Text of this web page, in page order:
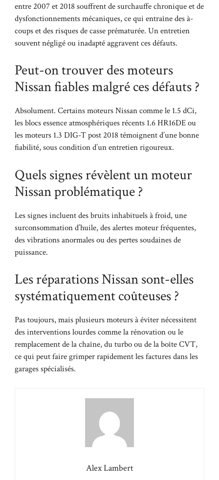
entre 2007 et 2018 souffrent de surchauffe chronique et de
dysfonctionnements mécaniques, ce qui entraîne des à-
coups et des risques de casse prématurée. Un entretien
souvent négligé ou inadapté aggravent ces défauts.
Peut-on trouver des moteurs
Nissan fiables malgré ces défauts ?
Absolument. Certains moteurs Nissan comme le 1.5 dCi,
les blocs essence atmosphériques récents 1.6 HR16DE ou
les moteurs 1.3 DIG-T post 2018 témoignent d’une bonne
fiabilité, sous condition d’un entretien rigoureux.
Quels signes révèlent un moteur
Nissan problématique ?
Les signes incluent des bruits inhabituels à froid, une
surconsommation d’huile, des alertes moteur fréquentes,
des vibrations anormales ou des pertes soudaines de
puissance.
Les réparations Nissan sont-elles
systématiquement coûteuses ?
Pas toujours, mais plusieurs moteurs à éviter nécessitent
des interventions lourdes comme la rénovation ou le
remplacement de la chaîne, du turbo ou de la boîte CVT,
ce qui peut faire grimper rapidement les factures dans les
garages spécialisés.
Alex Lambert